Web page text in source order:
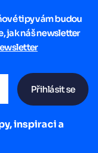
tipy vám budou
jak náš newsletter
Přihlásit se
inspiraci a